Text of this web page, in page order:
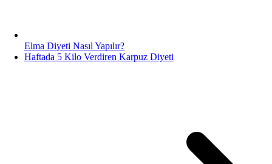
Elma Diyeti Nasıl Yapılır?
Haftada 5 Kilo Verdiren Karpuz Diyeti